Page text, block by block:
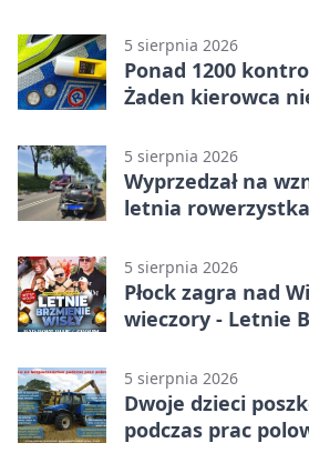
5 sierpnia 2026
Ponad 1200
Żaden kierowca
5 sierpnia 2026
Wyprzedzał na
letnia
5 sierpnia 2026
Płock zagra nad
wieczory - Letnie
5 sierpnia 2026
Dwoje dzieci
podczas prac